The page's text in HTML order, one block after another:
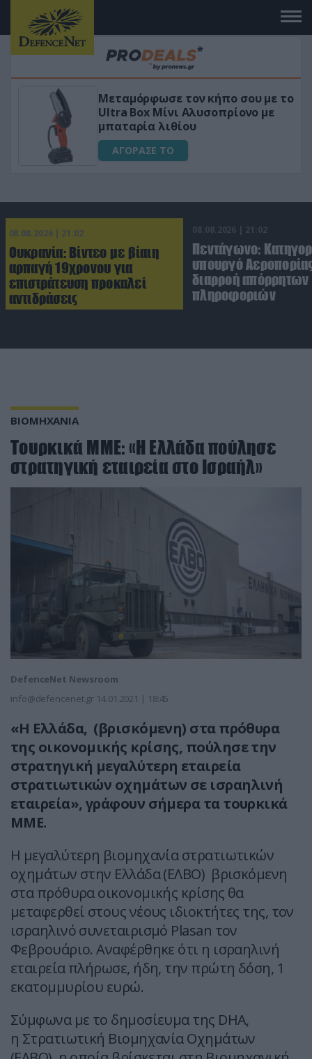
Μεταμόρφωσε τον κήπο σου με το
Ultra Box Μίνι Αλυσοπρίονο με
μπαταρία λιθίου
ΑΓΟΡΑΣΕ ΤΟ
08.08.2026 | 21:02
Ουκρανία: Βίντεο με βίαιη
αρπαγή 19χρονου για
επιστράτευση προκαλεί
αντιδράσεις
08.08.2026 | 21:02
Πεντάγωνο:
υπουργό
διαρροή απόρρητων
πληροφοριών
ΒΙΟΜΗΧΑΝΙΑ
Τουρκικά ΜΜΕ: «Η Ελλάδα πούλησε
στρατηγική εταιρεία στο Ισραήλ»
DefenceNet Newsroom
info@defencenet.gr 14.01.2021 | 18:45
«Η Ελλάδα, (βρισκόμενη) στα πρόθυρα
της οικονομικής κρίσης, πούλησε την
στρατηγική μεγαλύτερη εταιρεία
στρατιωτικών οχημάτων σε ισραηλινή
εταιρεία», γράφουν σήμερα τα τουρκικά
ΜΜΕ.
Η μεγαλύτερη βιομηχανία στρατιωτικών
οχημάτων στην Ελλάδα (ΕΛΒΟ) βρισκόμενη
στα πρόθυρα οικονομικής κρίσης θα
μεταφερθεί στους νέους ιδιοκτήτες της, τον
ισραηλινό συνεταιρισμό Plasan τον
Φεβρουάριο. Αναφέρθηκε ότι η ισραηλινή
εταιρεία πλήρωσε, ήδη, την πρώτη δόση, 1
εκατομμυρίου ευρώ.
Σύμφωνα με το δημοσίευμα της DHA,
η Στρατιωτική Βιομηχανία Οχημάτων